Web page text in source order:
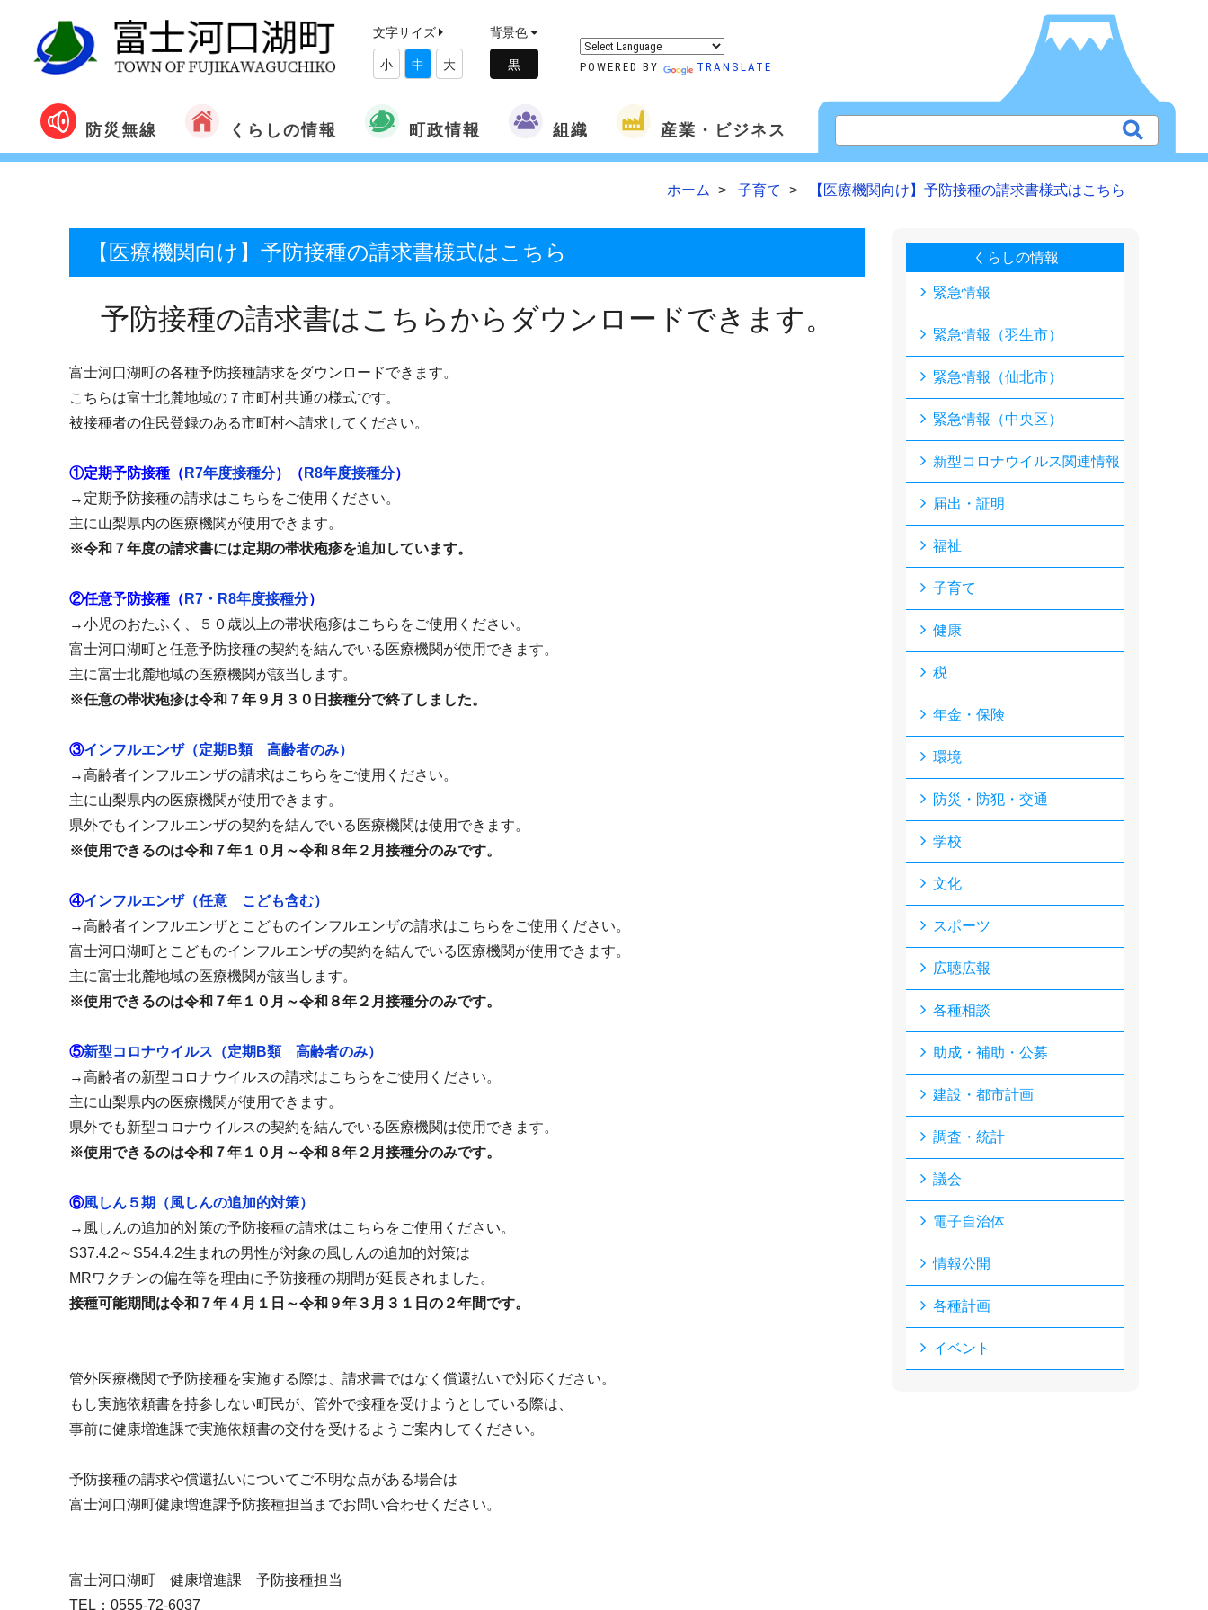
文字サイズ
小 中 大
背景色
POWERED BY TRANSLATE
防災無線 くらしの情報 町政情報 組織 産業・ビジネス
ホーム 子育て 【医療機関向け】予防接種の請求書様式はこちら
【医療機関向け】予防接種の請求書様式はこちら
予防接種の請求書はこちらからダウンロードできます。
富士河口湖町の各種予防接種請求をダウンロードできます。
こちらは富士北麓地域の７市町村共通の様式です。
被接種者の住民登録のある市町村へ請求してください。
①定期予防接種（ R7年度接種分）（ R8年度接種分）
→定期予防接種の請求はこちらをご使用ください。
主に山梨県内の医療機関が使用できます。
※令和７年度の請求書には定期の帯状疱疹を追加しています。
②任意予防接種（ R7・R8年度接種分）
→小児のおたふく、５０歳以上の帯状疱疹はこちらをご使用ください。
富士河口湖町と任意予防接種の契約を結んでいる医療機関が使用できます。
主に富士北麓地域の医療機関が該当します。
※任意の帯状疱疹は令和７年９月３０日接種分で終了しました。
③インフルエンザ（定期B類 高齢者のみ）
→高齢者インフルエンザの請求はこちらをご使用ください。
主に山梨県内の医療機関が使用できます。
県外でもインフルエンザの契約を結んでいる医療機関は使用できます。
※使用できるのは令和７年１０月～令和８年２月接種分のみです。
④インフルエンザ（任意 こども含む）
→高齢者インフルエンザとこどものインフルエンザの請求はこちらをご使用ください。
富士河口湖町とこどものインフルエンザの契約を結んでいる医療機関が使用できます。
主に富士北麓地域の医療機関が該当します。
※使用できるのは令和７年１０月～令和８年２月接種分のみです。
⑤新型コロナウイルス（定期B類 高齢者のみ）
→高齢者の新型コロナウイルスの請求はこちらをご使用ください。
主に山梨県内の医療機関が使用できます。
県外でも新型コロナウイルスの契約を結んでいる医療機関は使用できます。
※使用できるのは令和７年１０月～令和８年２月接種分のみです。
⑥風しん５期（風しんの追加的対策）
→風しんの追加的対策の予防接種の請求はこちらをご使用ください。
S37.4.2～S54.4.2生まれの男性が対象の風しんの追加的対策は
MRワクチンの偏在等を理由に予防接種の期間が延長されました。
接種可能期間は令和７年４月１日～令和９年３月３１日の２年間です。
管外医療機関で予防接種を実施する際は、請求書ではなく償還払いで対応ください。
もし実施依頼書を持参しない町民が、管外で接種を受けようとしている際は、
事前に健康増進課で実施依頼書の交付を受けるようご案内してください。
予防接種の請求や償還払いについてご不明な点がある場合は
富士河口湖町健康増進課予防接種担当までお問い合わせください。
富士河口湖町 健康増進課 予防接種担当
TEL：0555-72-6037
くらしの情報
緊急情報
緊急情報（羽生市）
緊急情報（仙北市）
緊急情報（中央区）
新型コロナウイルス関連情報
届出・証明
福祉
子育て
健康
税
年金・保険
環境
防災・防犯・交通
学校
文化
スポーツ
広聴広報
各種相談
助成・補助・公募
建設・都市計画
調査・統計
議会
電子自治体
情報公開
各種計画
イベント